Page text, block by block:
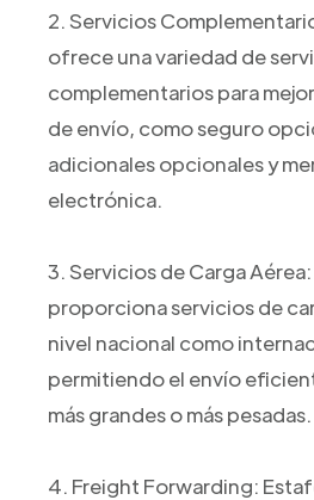
2. Servicios
ofrece una variedad de
complementarios para
de envío, como seguro
adicionales opcionales y
electrónica.
3. Servicios de Carga
proporciona servicios de
nivel nacional como
permitiendo el envío
más grandes o más pesadas.
4. Freight Forwarding: